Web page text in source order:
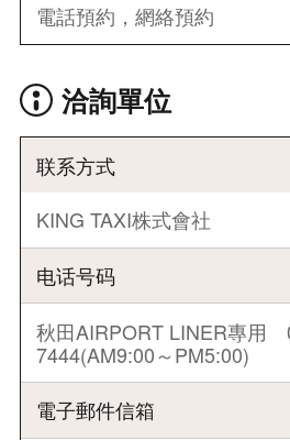
電話預約，網絡預約
洽詢單位
联系方式
KING TAXI株式會社
电话号码
秋田AIRPORT LINER專用
7444(AM9:00～PM5:00)
電子郵件信箱